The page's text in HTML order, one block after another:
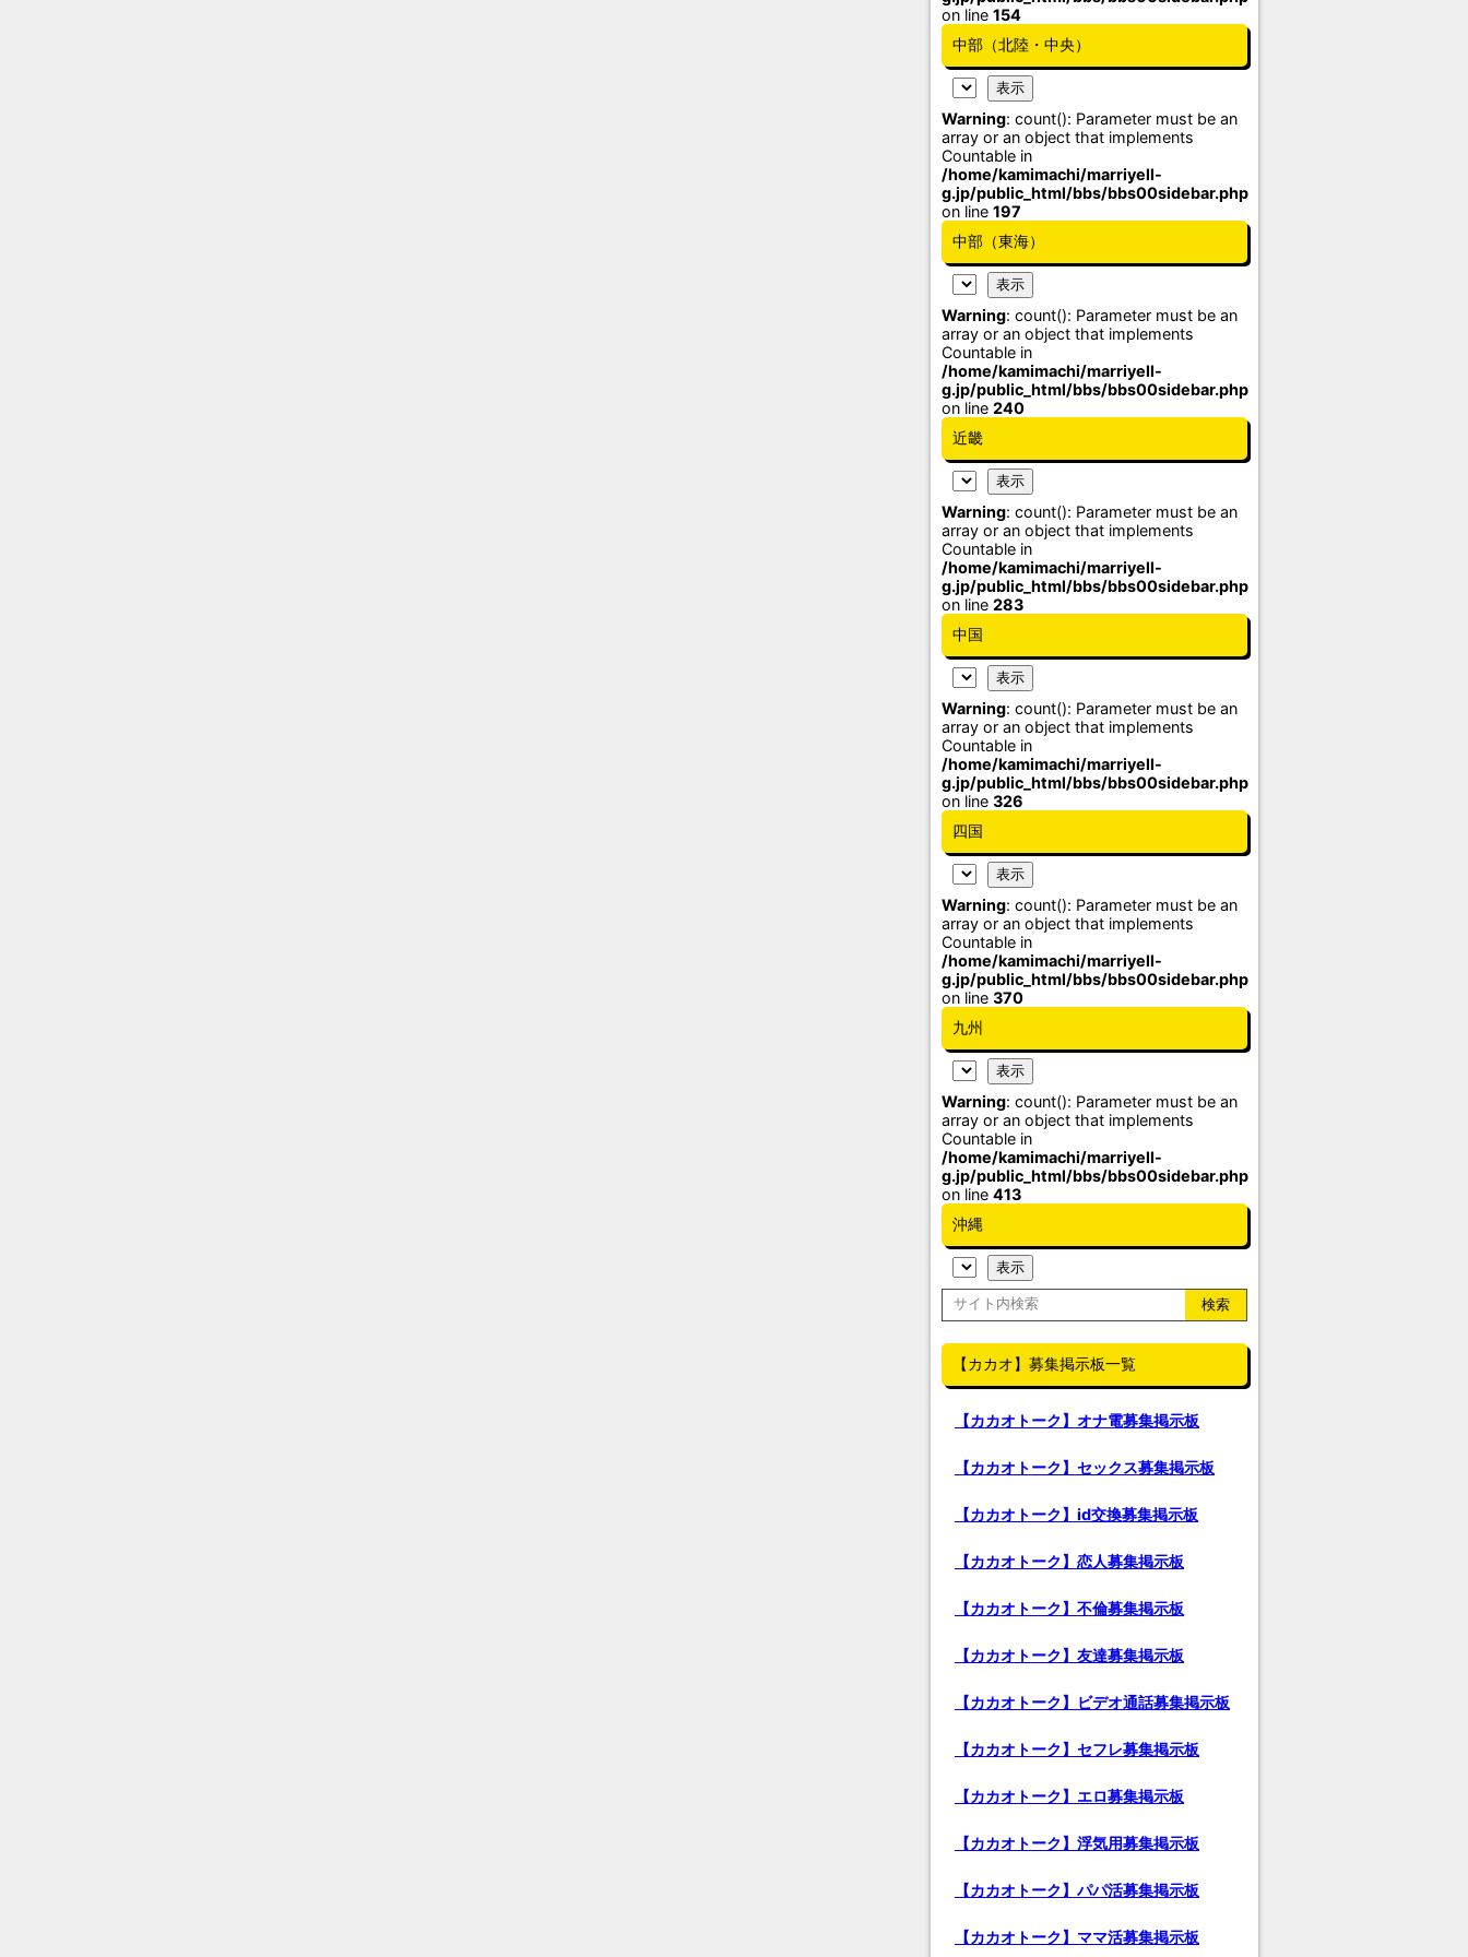
on line 154
中部（北陸・中央）
Warning: count(): Parameter must be an
array or an object that implements
Countable in
/home/kamimachi/marriyell-
g.jp/public_html/bbs/bbs00sidebar.php
on line 197
中部（東海）
Warning: count(): Parameter must be an
array or an object that implements
Countable in
/home/kamimachi/marriyell-
g.jp/public_html/bbs/bbs00sidebar.php
on line 240
近畿
Warning: count(): Parameter must be an
array or an object that implements
Countable in
/home/kamimachi/marriyell-
g.jp/public_html/bbs/bbs00sidebar.php
on line 283
中国
Warning: count(): Parameter must be an
array or an object that implements
Countable in
/home/kamimachi/marriyell-
g.jp/public_html/bbs/bbs00sidebar.php
on line 326
四国
Warning: count(): Parameter must be an
array or an object that implements
Countable in
/home/kamimachi/marriyell-
g.jp/public_html/bbs/bbs00sidebar.php
on line 370
九州
Warning: count(): Parameter must be an
array or an object that implements
Countable in
/home/kamimachi/marriyell-
g.jp/public_html/bbs/bbs00sidebar.php
on line 413
沖縄
【カカオ】募集掲示板一覧
【カカオトーク】オナ電募集掲示板
【カカオトーク】セックス募集掲示板
【カカオトーク】id交換募集掲示板
【カカオトーク】恋人募集掲示板
【カカオトーク】不倫募集掲示板
【カカオトーク】友達募集掲示板
【カカオトーク】ビデオ通話募集掲示板
【カカオトーク】セフレ募集掲示板
【カカオトーク】エロ募集掲示板
【カカオトーク】浮気用募集掲示板
【カカオトーク】パパ活募集掲示板
【カカオトーク】ママ活募集掲示板